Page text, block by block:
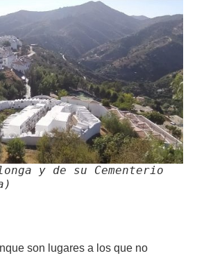
y de su Cementerio
son lugares a los que no